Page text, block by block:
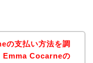
の支払い方法を調
Emma Cocarneの